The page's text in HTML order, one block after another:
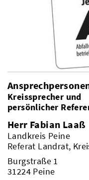
Kreissprecher und
persönlicher
Herr Fabian Laaß
Landkreis Peine
Referat Landrat,
Burgstraße 1
31224 Peine